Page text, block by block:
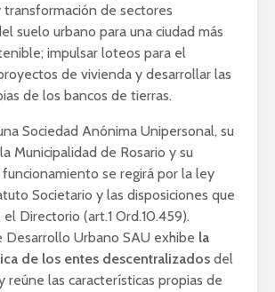
transformación de sectores
suelo urbano para una ciudad más
impulsar loteos para el
de vivienda y desarrollar las
de los bancos de tierras.
Sociedad Anónima Unipersonal, su
Municipalidad de Rosario y su
se regirá por la ley
Societario y las disposiciones que
Directorio (art.1 Ord.10.459).
Desarrollo Urbano SAU exhibe la
de los entes descentralizados del
reúne las características propias de